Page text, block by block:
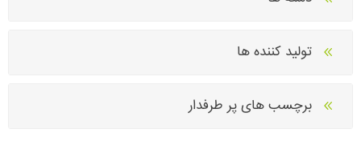
تولید کننده ها
برچسب های پر طرفدار